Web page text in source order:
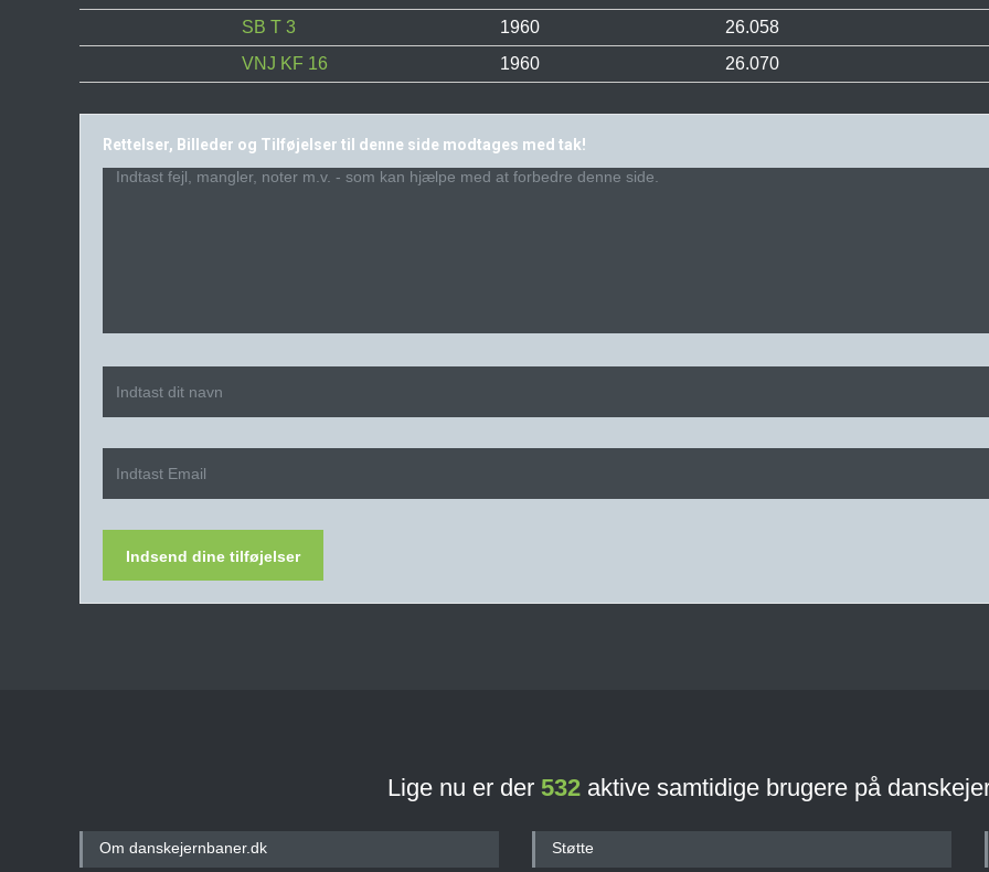
SB T 3
1960
26.058
VNJ KF 16
1960 26.070
Rettelser, Billeder og Tilføjelser til denne side modtages med tak!
Indsend dine tilføjelser
Lige nu er der 532 aktive samtidige brugere på
Om danskejernbaner.dk Støtte